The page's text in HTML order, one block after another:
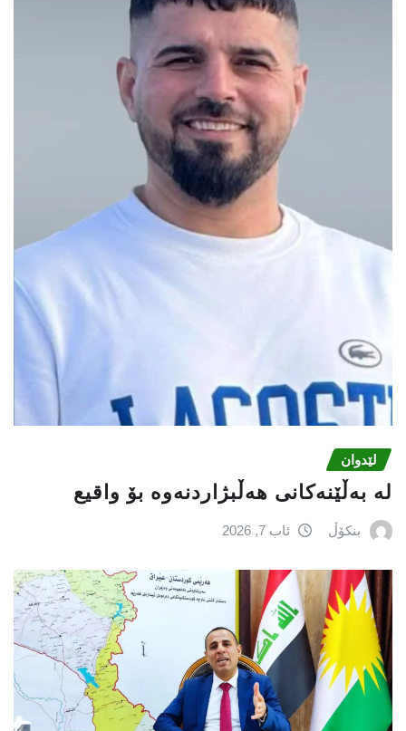
لێدوان
لە بەڵێنەکانی هەڵبژاردنەوە بۆ واقیع
بنکۆڵ ئاب 7, 2026